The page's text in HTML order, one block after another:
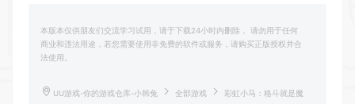
本版本仅供朋友们交流学习试用，请于下载24小时内删除， 请勿用于任何
商业和违法用途，若您需要使用非免费的软件或服务，请购买正版授权并合
法使用。
UU游戏-你的游戏仓库-小韩兔 全部游戏 彩虹小马：格斗就是魔